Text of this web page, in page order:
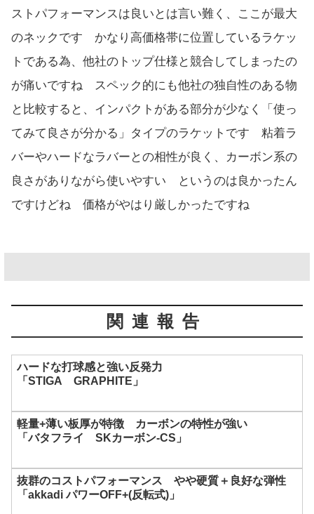
ストパフォーマンスは良いとは言い難く、ここが最大
のネックです かなり高価格帯に位置しているラケッ
トである為、他社のトップ仕様と競合してしまったの
が痛いですね スペック的にも他社の独自性のある物
と比較すると、インパクトがある部分が少なく「使っ
てみて良さが分かる」タイプのラケットです 粘着ラ
バーやハードなラバーとの相性が良く、カーボン系の
良さがありながら使いやすい というのは良かったん
ですけどね 価格がやはり厳しかったですね
関連報告
ハードな打球感と強い反発力
「STIGA GRAPHITE」
軽量+薄い板厚が特徴 カーボンの特性が強い
「バタフライ SKカーボン-CS」
抜群のコストパフォーマンス やや硬質＋良好な弾性
「akkadi パワーOFF+(反転式)」